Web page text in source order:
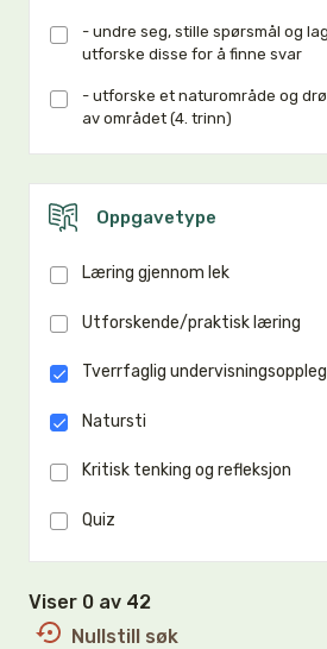
- undre seg, stille spørsmål og
utforske disse for å finne svar
- utforske et naturområde og
av området (4. trinn)
Oppgavetype
Læring gjennom lek
Utforskende/praktisk læring
Tverrfaglig
Natursti
Kritisk tenking og refleksjon
Quiz
Viser 0 av 42
Nullstill søk